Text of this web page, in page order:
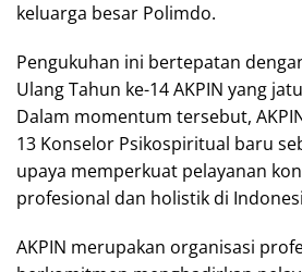
keluarga besar Polimdo.
Pengukuhan ini bertepatan
Ulang Tahun ke-14 AKPIN yang
Dalam momentum tersebut,
13 Konselor Psikospiritual baru
upaya memperkuat pelayanan
profesional dan holistik di
AKPIN merupakan organisasi